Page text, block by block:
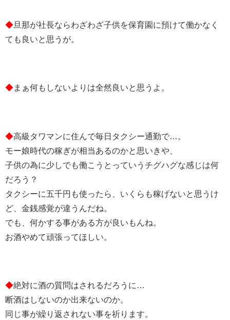
◆旦那が社長ならわざわざ子供を保育園に預けて働かなく
ても良いと思うが。
◆まぁ何もしないよりは全然良いと思うよ。
◆高級タワマンに住んで毎日タクシー通勤で…。
モー娘時代の稼ぎが相当あるのかと思いきや、
子供の為に少しでも働こうとっていうチグハグな感じは何
だろう？
タクシーに五千円も使ったら、いくらも稼げないと思うけ
ど、金銭感覚が違うんだね。
でも、何かする事がある方が良いもんね。
お酒やめて頑張ってほしい。
◆絶対に酒の質問はされるだろうに…
断酒はしないのか出来ないのか。
同じ事が繰り返されない事を祈ります。